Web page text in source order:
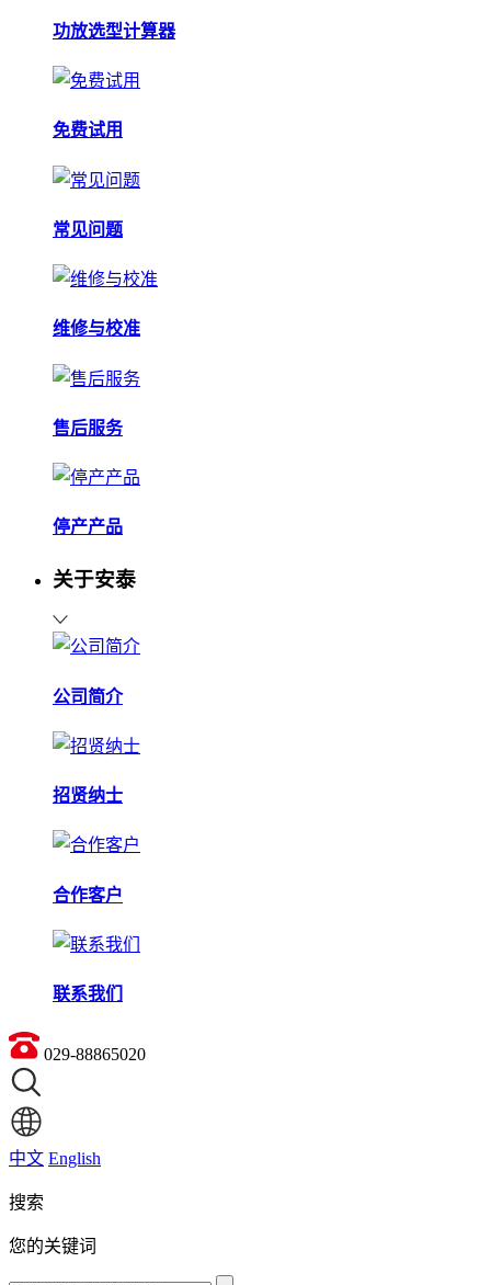
功放选型计算器
免费试用
常见问题
维修与校准
售后服务
停产产品
关于安泰
公司简介
招贤纳士
合作客户
联系我们
029-88865020
中文 English
搜索
您的关键词